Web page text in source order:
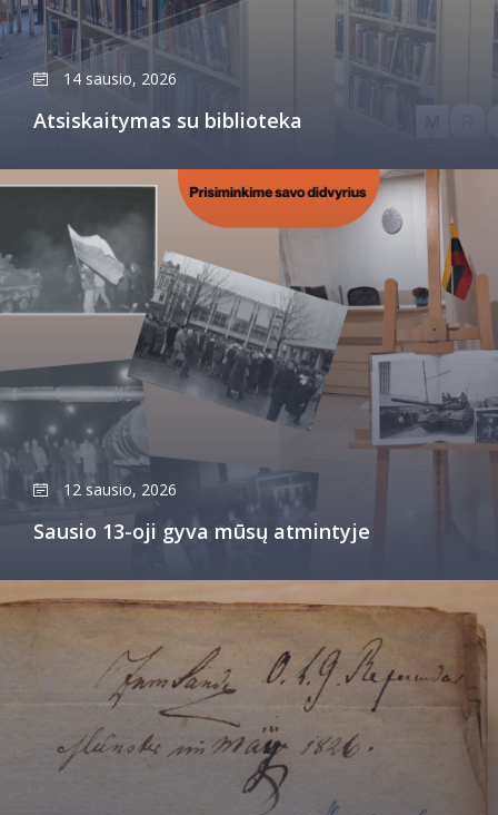
14 sausio, 2026
Atsiskaitymas su biblioteka
12 sausio, 2026
Sausio 13-oji gyva mūsų atmintyje